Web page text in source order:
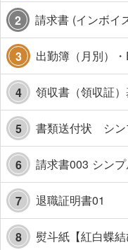
2
3 出勤簿（月別）
4 領収書（領収証
5 書類送付状 シン
6 請求書003 シンプ
7 退職証明書01
8 熨斗紙【紅白蝶